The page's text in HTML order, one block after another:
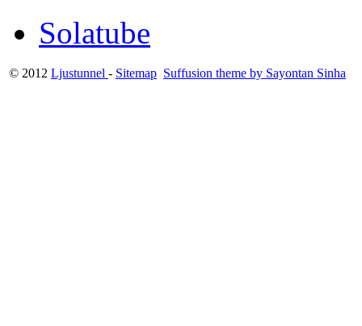
Solatube
© 2012 Ljustunnel - Sitemap Suffusion theme by Sayontan Sinha